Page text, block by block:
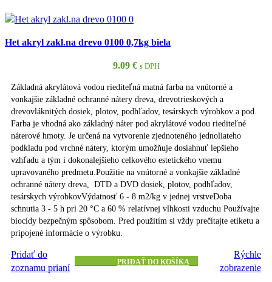
Het akryl zakl.na drevo 0100 0,7kg biela
9.09 € s DPH
Základná akrylátová vodou riediteľná matná farba na vnútorné a
vonkajšie základné ochranné nátery dreva, drevotrieskových a
drevovláknitých dosiek, plotov, podhľadov, tesárskych výrobkov a pod.
Farba je vhodná ako základný náter pod akrylátové vodou riediteľné
náterové hmoty. Je určená na vytvorenie zjednoteného jednoliateho
podkladu pod vrchné nátery, ktorým umožňuje dosiahnuť lepšieho
vzhľadu a tým i dokonalejšieho celkového estetického vnemu
upravovaného predmetu.Použitie na vnútorné a vonkajšie základné
ochranné nátery dreva, DTD a DVD dosiek, plotov, podhľadov,
tesárskych výrobkovVýdatnosť 6 - 8 m2/kg v jednej vrstveDoba
schnutia 3 - 5 h pri 20 °C a 60 % relatívnej vlhkosti vzduchu Používajte
biocídy bezpečným spôsobom. Pred použitím si vždy prečítajte etiketu a
pripojené informácie o výrobku.
Pridať do
zoznamu prianí
PRIDAŤ DO KOŠÍKA
Rýchle
zobrazenie